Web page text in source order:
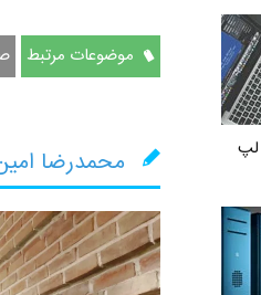
لپ
موضوعات مرتبط
محمدرضا